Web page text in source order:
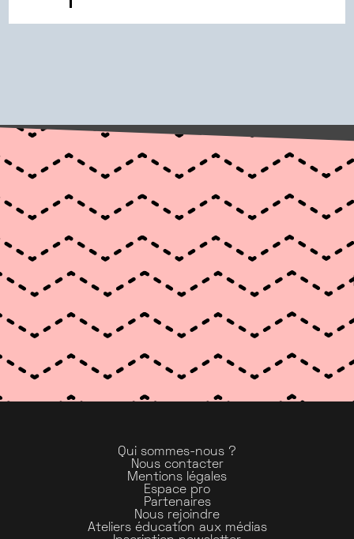
Qui sommes-nous ?
Nous contacter
Mentions légales
Espace pro
Partenaires
Nous rejoindre
Ateliers éducation aux médias